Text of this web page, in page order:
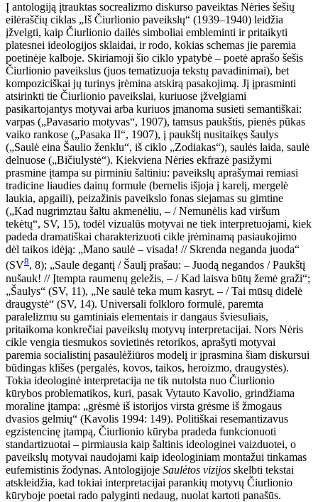
Į antologiją įtrauktas socrealizmo diskurso paveiktas Nėries šešių
eilėraščių ciklas „Iš Čiurlionio paveikslų“ (1939–1940) leidžia
įžvelgti, kaip Čiurlionio dailės simboliai embleminti ir pritaikyti
platesnei ideologijos sklaidai, ir rodo, kokias schemas jie paremia
poetinėje kalboje. Skiriamoji šio ciklo ypatybė – poetė aprašo šešis
Čiurlionio paveikslus (juos tematizuoja tekstų pavadinimai), bet
kompoziciškai jų turinys įrėmina atskirą pasakojimą. Jį įprasminti
atsirinkti tie Čiurlionio paveikslai, kuriuose įžvelgiami
pasikartojantys motyvai arba kuriuos įmanoma susieti semantiškai:
varpas („Pavasario motyvas“, 1907), tamsus paukštis, pienės pūkas
vaiko rankose („Pasaka II“, 1907), į paukštį nusitaikęs šaulys
(„Saulė eina Šaulio ženklu“, iš ciklo „Zodiakas“), saulės laida, saulė
delnuose („Bičiulystė“). Kiekviena Nėries ekfrazė pasižymi
prasmine įtampa su pirminiu šaltiniu: paveikslų aprašymai remiasi
tradicine liaudies dainų formule (bernelis išjoja į karelį, mergelė
laukia, apgaili), peizažinis paveikslo fonas siejamas su gimtine
(„Kad nugrimztau šaltu akmenėliu, – / Nemunėlis kad viršum
tekėtų“, SV, 15), todėl vizualūs motyvai ne tiek interpretuojami, kiek
padeda dramatiškai charakterizuoti cikle įrėminamą pasiaukojimo
dėl taikos idėją: „Mano saulė – visada! // Skrenda neganda juoda“
(SV8, 8); „Saule degantį / Šaulį prašau: – Juodą negandos / Paukštį
nušauk! // Įtempta raumenų geležis, – / Kad laisva būtų žemė graži“;
„Šaulys“ (SV, 11), „Ne saulė teka mum kasryt. – / Tai mūsų didelė
draugystė“ (SV, 14). Universali folkloro formulė, paremta
paralelizmu su gamtiniais elementais ir dangaus šviesuliais,
pritaikoma konkrečiai paveikslų motyvų interpretacijai. Nors Nėris
cikle vengia tiesmukos sovietinės retorikos, aprašyti motyvai
paremia socialistinį pasaulėžiūros modelį ir įprasmina šiam diskursui
būdingas klišes (pergalės, kovos, taikos, heroizmo, draugystės).
Tokia ideologinė interpretacija ne tik nutolsta nuo Čiurlionio
kūrybos problematikos, kuri, pasak Vytauto Kavolio, grindžiama
moraline įtampa: „grėsmė iš istorijos virsta grėsme iš žmogaus
dvasios gelmių“ (Kavolis 1994: 149). Politiškai resemantizavus
egzistencinę įtampą, Čiurlionio kūryba pradeda funkcionuoti
standartizuotai – pirmiausia kaip šaltinis ideologinei vaizduotei, o
paveikslų motyvai naudojami kaip ideologiniam montažui tinkamas
eufemistinis žodynas. Antologijoje Saulėtos vizijos skelbti tekstai
atskleidžia, kad tokiai interpretacijai parankių motyvų Čiurlionio
kūryboje poetai rado palyginti nedaug, nuolat kartoti panašūs.